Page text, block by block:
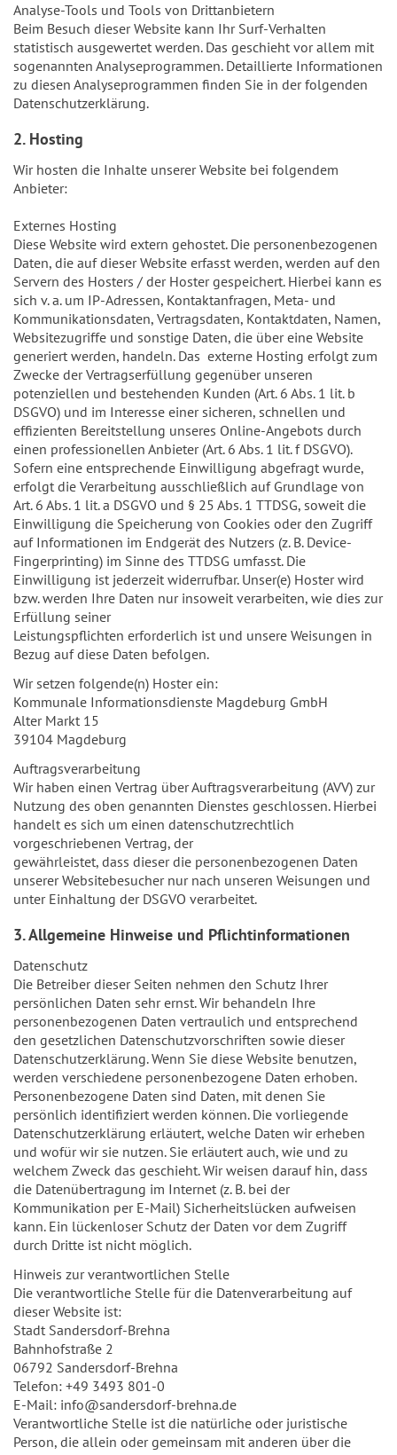
Analyse-Tools und Tools von Drittanbietern
Beim Besuch dieser Website kann Ihr Surf-Verhalten
statistisch ausgewertet werden. Das geschieht vor allem mit
sogenannten Analyseprogrammen. Detaillierte Informationen
zu diesen Analyseprogrammen finden Sie in der folgenden
Datenschutzerklärung.
2. Hosting
Wir hosten die Inhalte unserer Website bei folgendem
Anbieter:
Externes Hosting
Diese Website wird extern gehostet. Die personenbezogenen
Daten, die auf dieser Website erfasst werden, werden auf den
Servern des Hosters / der Hoster gespeichert. Hierbei kann es
sich v. a. um IP-Adressen, Kontaktanfragen, Meta- und
Kommunikationsdaten, Vertragsdaten, Kontaktdaten, Namen,
Websitezugriffe und sonstige Daten, die über eine Website
generiert werden, handeln. Das externe Hosting erfolgt zum
Zwecke der Vertragserfüllung gegenüber unseren
potenziellen und bestehenden Kunden (Art. 6 Abs. 1 lit. b
DSGVO) und im Interesse einer sicheren, schnellen und
effizienten Bereitstellung unseres Online-Angebots durch
einen professionellen Anbieter (Art. 6 Abs. 1 lit. f DSGVO).
Sofern eine entsprechende Einwilligung abgefragt wurde,
erfolgt die Verarbeitung ausschließlich auf Grundlage von
Art. 6 Abs. 1 lit. a DSGVO und § 25 Abs. 1 TTDSG, soweit die
Einwilligung die Speicherung von Cookies oder den Zugriff
auf Informationen im Endgerät des Nutzers (z. B. Device-
Fingerprinting) im Sinne des TTDSG umfasst. Die
Einwilligung ist jederzeit widerrufbar. Unser(e) Hoster wird
bzw. werden Ihre Daten nur insoweit verarbeiten, wie dies zur
Erfüllung seiner
Leistungspflichten erforderlich ist und unsere Weisungen in
Bezug auf diese Daten befolgen.
Wir setzen folgende(n) Hoster ein:
Kommunale Informationsdienste Magdeburg GmbH
Alter Markt 15
39104 Magdeburg
Auftragsverarbeitung
Wir haben einen Vertrag über Auftragsverarbeitung (AVV) zur
Nutzung des oben genannten Dienstes geschlossen. Hierbei
handelt es sich um einen datenschutzrechtlich
vorgeschriebenen Vertrag, der
gewährleistet, dass dieser die personenbezogenen Daten
unserer Websitebesucher nur nach unseren Weisungen und
unter Einhaltung der DSGVO verarbeitet.
3. Allgemeine Hinweise und Pflichtinformationen
Datenschutz
Die Betreiber dieser Seiten nehmen den Schutz Ihrer
persönlichen Daten sehr ernst. Wir behandeln Ihre
personenbezogenen Daten vertraulich und entsprechend
den gesetzlichen Datenschutzvorschriften sowie dieser
Datenschutzerklärung. Wenn Sie diese Website benutzen,
werden verschiedene personenbezogene Daten erhoben.
Personenbezogene Daten sind Daten, mit denen Sie
persönlich identifiziert werden können. Die vorliegende
Datenschutzerklärung erläutert, welche Daten wir erheben
und wofür wir sie nutzen. Sie erläutert auch, wie und zu
welchem Zweck das geschieht. Wir weisen darauf hin, dass
die Datenübertragung im Internet (z. B. bei der
Kommunikation per E-Mail) Sicherheitslücken aufweisen
kann. Ein lückenloser Schutz der Daten vor dem Zugriff
durch Dritte ist nicht möglich.
Hinweis zur verantwortlichen Stelle
Die verantwortliche Stelle für die Datenverarbeitung auf
dieser Website ist:
Stadt Sandersdorf-Brehna
Bahnhofstraße 2
06792 Sandersdorf-Brehna
Telefon: +49 3493 801-0
E-Mail: info@sandersdorf-brehna.de
Verantwortliche Stelle ist die natürliche oder juristische
Person, die allein oder gemeinsam mit anderen über die